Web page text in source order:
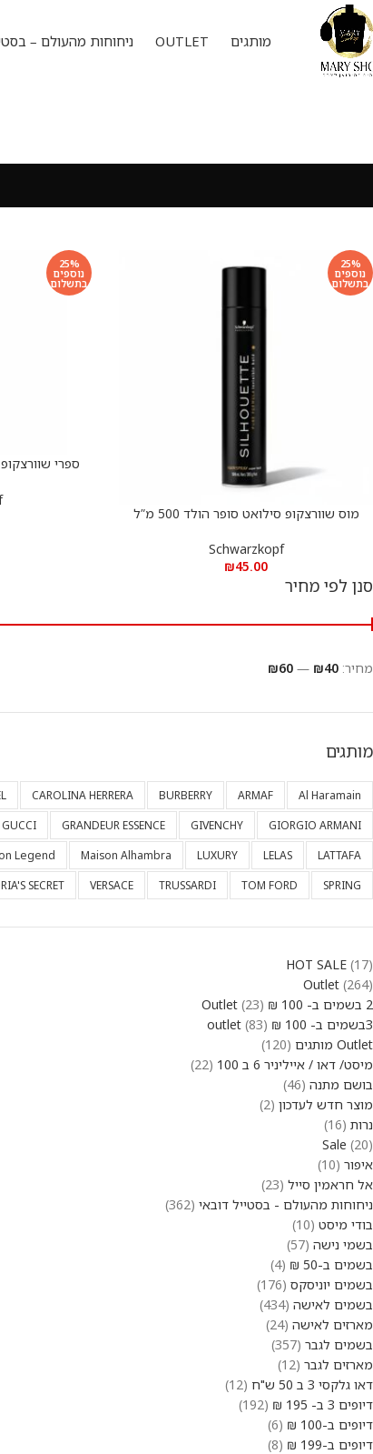
מותגים OUTLET ניחוחות מהעולם –
25%
נוספים
בתשלום
הוספה לסל
מוס שוורצקופ סילואט סופר הולד 500 מ”ל
Schwarzkopf
₪45.00
25%
נוספים
בתשלום
הוספה לסל
סנן לפי מחיר
מחיר: ₪40
—
₪60
מותגים
Al Haramain
ARMAF
BURBERRY
CAROLINA HERRERA
GIORGIO ARMANI
GIVENCHY
GRANDEUR ESSENCE
GUCCI
LATTAFA
LELAS
LUXURY
Maison Alhambra
Legend
SPRING
TOM FORD
TRUSSARDI
VERSACE
SECRET
HOT SALE 17
Outlet 264
2 בשמים ב- 100 ₪ Outlet
23
3בשמים ב- 100 ₪ outlet
83
Outlet מותגים
120
מיסט/ דאו / אייליניר 6 ב 100
22
בושם מתנה 46
מוצר חדש לעדכון 2
נרות 16
Sale 20
איפור 10
אל חראמין סייל 23
ניחוחות מהעולם - בסטייל דובאי 362
בודי מיסט 10
בשמי נישה 57
בשמים ב-50 ₪
4
בשמים יוניסקס 176
בשמים לאישה 434
מארזים לאישה 24
בשמים לגבר 357
מארזים לגבר 12
דאו גלקסי 3 ב 50 ש"ח
12
דיופים 3 ב- 195 ₪
192
דיופים ב-100 ₪
6
דיופים ב-199 ₪
8